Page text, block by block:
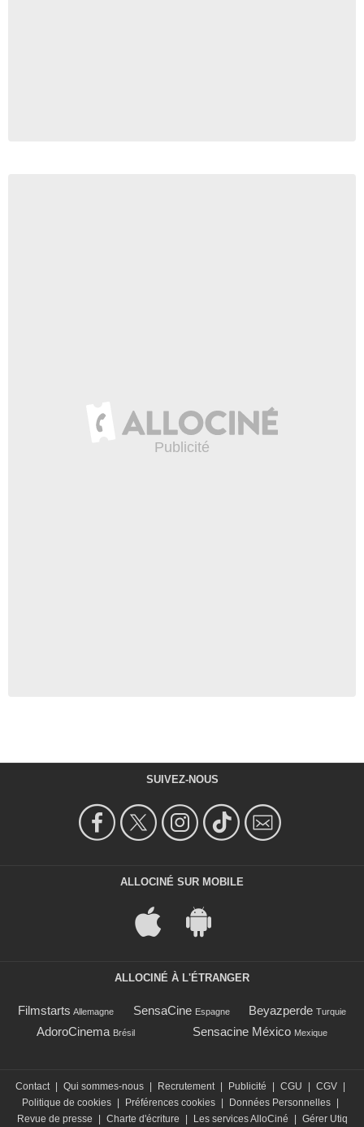
SUIVEZ-NOUS
ALLOCINÉ SUR MOBILE
ALLOCINÉ À L'ÉTRANGER
Filmstarts Allemagne SensaCine Espagne Beyazperde Turquie
AdoroCinema Brésil Sensacine México Mexique
Contact Qui sommes-nous Recrutement Publicité CGU CGV
Politique de cookies
Préférences cookies Données Personnelles
Revue de presse
Charte d'écriture Les services AlloCiné Gérer Utiq